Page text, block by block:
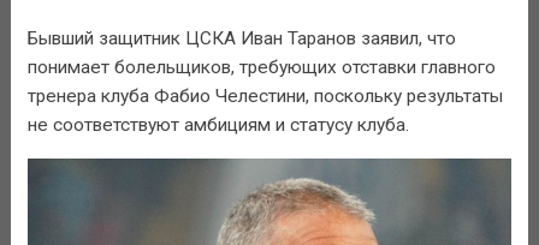
Бывший защитник ЦСКА Иван Таранов заявил, что
понимает болельщиков, требующих отставки главного
тренера клуба Фабио Челестини, поскольку результаты
не соответствуют амбициям и статусу клуба.